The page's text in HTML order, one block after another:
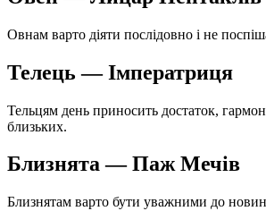
Овнам варто діяти послідовно і не
Телець — Імператриця
Тельцям день приносить достаток,
близьких.
Близнята — Паж Мечів
Близнятам варто бути уважними до новин